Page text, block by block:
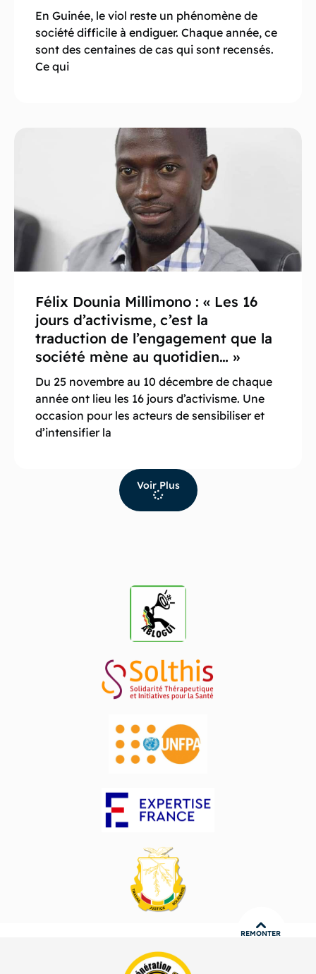
En Guinée, le viol reste un phénomène de
société difficile à endiguer. Chaque année, ce
sont des centaines de cas qui sont recensés.
Ce qui
Félix Dounia Millimono : « Les 16
jours d’activisme, c’est la
traduction de l’engagement que la
société mène au quotidien… »
Du 25 novembre au 10 décembre de chaque
année ont lieu les 16 jours d’activisme. Une
occasion pour les acteurs de sensibiliser et
d’intensifier la
Voir Plus
REMONTER